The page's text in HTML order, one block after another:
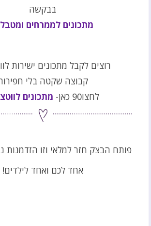
בבקשה
מתכונים לממרחים
רוצים לקבל מתכונים ישירות
קבוצה שקטה בלי
לחצו90 כאן-
מתכונים
פותח הבצק חזר למלאי וזו הזדמנות
אחד לכם ואחד לילדים!